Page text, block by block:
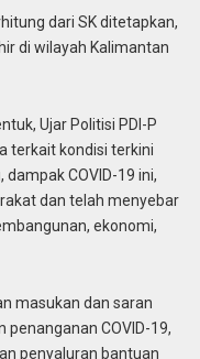
dari SK ditetapkan,
di wilayah Kalimantan
Ujar Politisi PDI-P
terkait kondisi terkini
dampak COVID-19 ini,
dan telah menyebar
ekonomi,
masukan dan saran
COVID-19,
penyaluran bantuan